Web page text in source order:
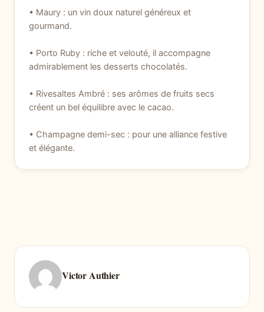
• Maury : un vin doux naturel généreux et
gourmand.
• Porto Ruby : riche et velouté, il accompagne
admirablement les desserts chocolatés.
• Rivesaltes Ambré : ses arômes de fruits secs
créent un bel équilibre avec le cacao.
• Champagne demi-sec : pour une alliance festive
et élégante.
Victor Authier